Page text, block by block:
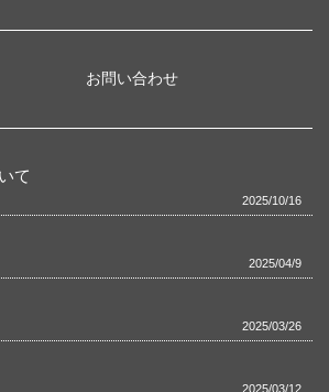
お問い合わせ
て
2025/10/16
2025/04/9
2025/03/26
2025/03/12